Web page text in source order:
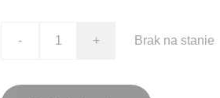
- + Brak na stanie